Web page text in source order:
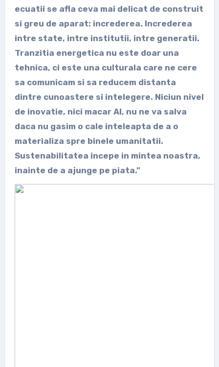
ecuatii se afla ceva mai delicat de construit
si greu de aparat: increderea. Increderea
intre state, intre institutii, intre generatii.
Tranzitia energetica nu este doar una
tehnica, ci este una culturala care ne cere
sa comunicam si sa reducem distanta
dintre cunoastere si intelegere. Niciun nivel
de inovatie, nici macar AI, nu ne va salva
daca nu gasim o cale inteleapta de a o
materializa spre binele umanitatii.
Sustenabilitatea incepe in mintea noastra,
inainte de a ajunge pe piata.”